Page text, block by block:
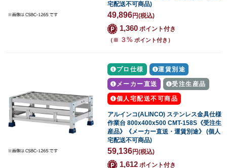
宅配送不可商品)
49,896円(税込)
1,360 ポイント付き
（※ ３% ポイント付き）
プロ仕様 運賃別途
メーカー直送 受注生産品
個人宅配送不可商品
アルインコ(ALINCO) ステンレス金具仕様
作業台 800x400x500 CMT-158S《受注生
産品》《メーカー直送・運賃別途》 (個人
宅配送不可商品)
59,136円(税込)
1,612 ポイント付き